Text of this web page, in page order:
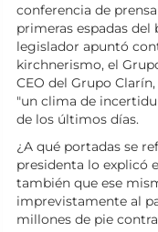
conferencia de
primeras espadas del
legislador apuntó
kirchnerismo, el
CEO del Grupo
"un clima de
de los últimos días.
¿A qué portadas se
presidenta lo explicó
también que ese
imprevistamente al
millones de pie